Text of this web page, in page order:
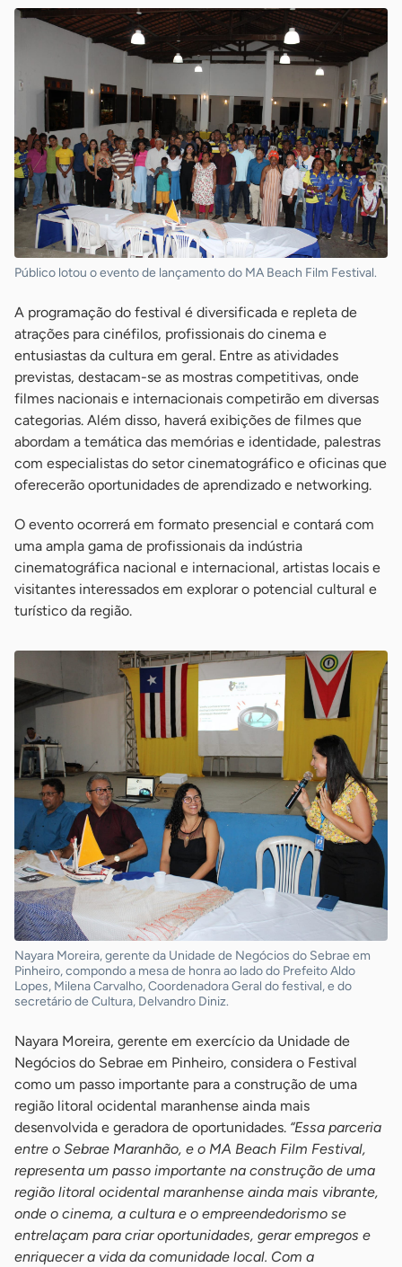
Público lotou o evento de lançamento do MA Beach Film Festival.
A programação do festival é diversificada e repleta de
atrações para cinéfilos, profissionais do cinema e
entusiastas da cultura em geral. Entre as atividades
previstas, destacam-se as mostras competitivas, onde
filmes nacionais e internacionais competirão em diversas
categorias. Além disso, haverá exibições de filmes que
abordam a temática das memórias e identidade, palestras
com especialistas do setor cinematográfico e oficinas que
oferecerão oportunidades de aprendizado e networking.
O evento ocorrerá em formato presencial e contará com
uma ampla gama de profissionais da indústria
cinematográfica nacional e internacional, artistas locais e
visitantes interessados em explorar o potencial cultural e
turístico da região.
Nayara Moreira, gerente da Unidade de Negócios do Sebrae em
Pinheiro, compondo a mesa de honra ao lado do Prefeito Aldo
Lopes, Milena Carvalho, Coordenadora Geral do festival, e do
secretário de Cultura, Delvandro Diniz.
Nayara Moreira, gerente em exercício da Unidade de
Negócios do Sebrae em Pinheiro, considera o Festival
como um passo importante para a construção de uma
região litoral ocidental maranhense ainda mais
desenvolvida e geradora de oportunidades. “Essa parceria
entre o Sebrae Maranhão, e o MA Beach Film Festival,
representa um passo importante na construção de uma
região litoral ocidental maranhense ainda mais vibrante,
onde o cinema, a cultura e o empreendedorismo se
entrelaçam para criar oportunidades, gerar empregos e
enriquecer a vida da comunidade local. Com a